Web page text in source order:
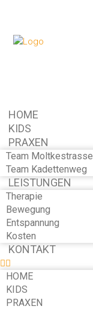
HOME
KIDS
PRAXEN
Team Moltkestrasse
Team Kadettenweg
LEISTUNGEN
Therapie
Bewegung
Entspannung
Kosten
KONTAKT
HOME
KIDS
PRAXEN